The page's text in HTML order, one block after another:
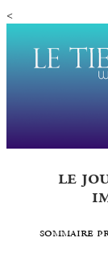
<
le
sommaire